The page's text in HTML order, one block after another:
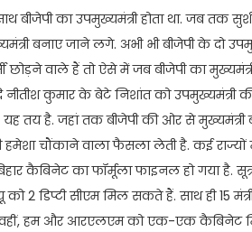
बीजेपी का उपमुख्यमंत्री होता था. जब तक
बनाए जाने लगे. अभी भी बीजेपी के दो
छोड़ने वाले हैं तो ऐसे में जब बीजेपी का
नीतीश कुमार के बेटे निशांत को उपमुख्यमंत्री
तय है. जहां तक बीजेपी की ओर से मुख्यमंत्री
चौंकाने वाला फैसला लेती है. कई
कैबिनेट का फॉर्मूला फाइनल हो गया है.
को 2 डिप्टी सीएम मिल सकते हैं. साथ ही
वहीं, हम और आरएलएम को एक-एक कैबिनेट